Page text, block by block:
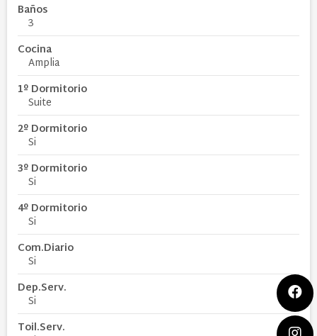
Baños
3
Cocina
Amplia
1º Dormitorio
Suite
2º Dormitorio
Si
3º Dormitorio
Si
4º Dormitorio
Si
Com.Diario
Si
Dep.Serv.
Si
Toil.Serv.